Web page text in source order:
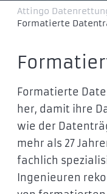
Attingo
Formatierte
Formatierte
her, damit ihre
wie der
mehr als 27
fachlich
Ingenieuren